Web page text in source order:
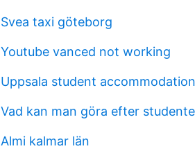
Svea taxi göteborg
Youtube vanced not working
Uppsala student accommodation
Vad kan man göra efter
Almi kalmar län